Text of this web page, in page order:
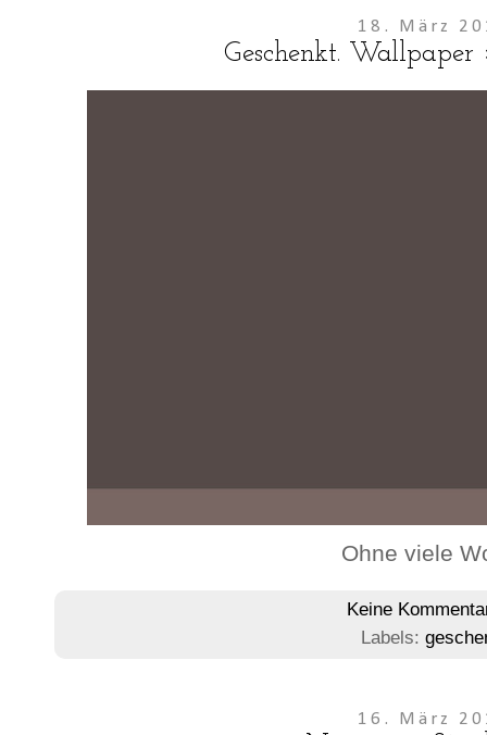
18. März
Geschenkt.
Ohne viele
Keine
Labels:
16. März